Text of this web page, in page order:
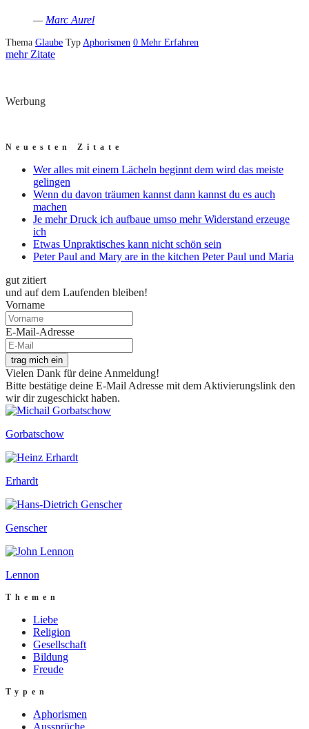
— Marc Aurel
Thema Glaube Typ Aphorismen 0 Mehr Erfahren
mehr Zitate
Werbung
Neuesten Zitate
Wer alles mit einem Lächeln beginnt dem wird das meiste
gelingen
Wenn du davon träumen kannst dann kannst du es auch
machen
Je mehr Druck ich aufbaue umso mehr Widerstand erzeuge
ich
Etwas Unpraktisches kann nicht schön sein
Peter Paul and Mary are in the kitchen Peter Paul und Maria
gut zitiert
und auf dem Laufenden bleiben!
Vorname
E-Mail-Adresse
trag mich ein
Vielen Dank für deine Anmeldung!
Bitte bestätige deine E-Mail Adresse mit dem Aktivierungslink den
wir dir zugeschickt haben.
Gorbatschow
Erhardt
Genscher
Lennon
Themen
Liebe
Religion
Gesellschaft
Bildung
Freude
Typen
Aphorismen
Aussprüche